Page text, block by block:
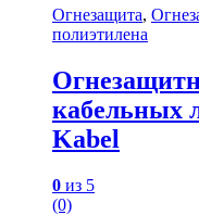
Огнезащита,
полиэтилена
Kabel
0 из 5
(0)